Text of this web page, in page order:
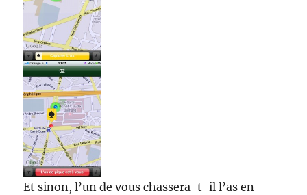
Et sinon, l’un de vous chassera-t-il l’as en